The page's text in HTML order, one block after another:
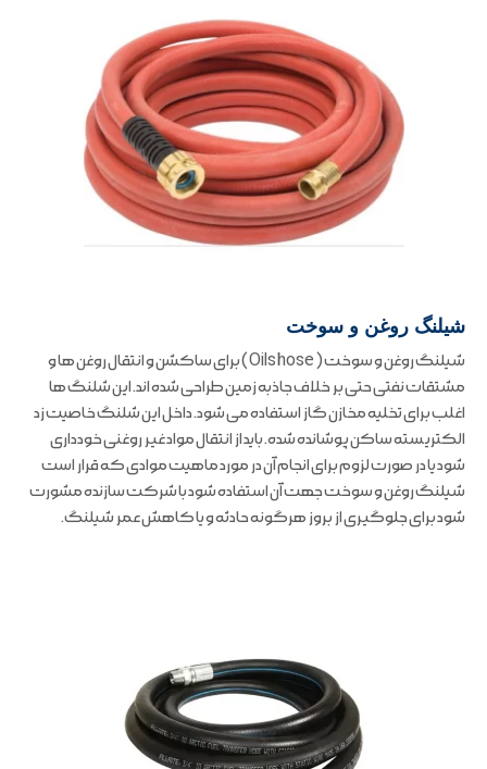
شیلنگ روغن و سوخت
شیلنگ روغن و سوخت ( Oils hose ) برای ساکشن و انتقال روغن ها و
مشتقات نفتی حتی بر خلاف جاذبه زمین طراحی شده اند. این شلنگ ها
اغلب برای تخلیه مخازن گاز استفاده می شود. داخل این شلنگ خاصیت زد
الکتریسته ساکن پوشانده شده. باید از انتقال مواد غیر روغنی خودداری
شود یا در صورت لزوم برای انجام آن در مورد ماهیت موادی که قرار است
شیلنگ روغن و سوخت جهت آن استفاده شود با شرکت سازنده مشورت
شود برای جلوگیری از بروز هرگونه حادثه و یا کاهش عمر شیلنگ.